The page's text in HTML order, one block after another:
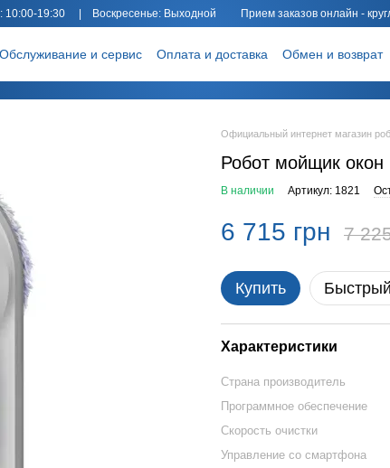
19:30 | Воскресенье: Выходной Прием заказов онлайн -
Обслуживание и сервис Оплата и доставка Обмен и возврат
Официальный интернет магазин
Робот мойщик окон
В наличии Артикул: 1821
6 715 грн 7
Купить
Характеристики
Страна производитель
Программное обеспечение
Скорость очистки
Управление со смартфона